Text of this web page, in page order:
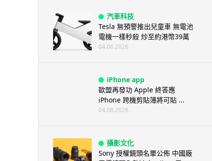
汽車科技
Tesla 無預警推出兒童車 無電池
電機一樣秒殺 炒至約港幣39萬
04.08.2026
iPhone app
歐盟再發功 Apple 終答應
iPhone 跨機剪貼簿將可貼 ...
04.08.2026
攝影文化
Sony 授權鏡頭名單公佈 中國廠